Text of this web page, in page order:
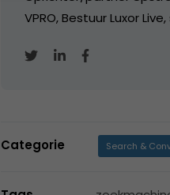
VPRO, Bestuur Luxor
Categorie Search &